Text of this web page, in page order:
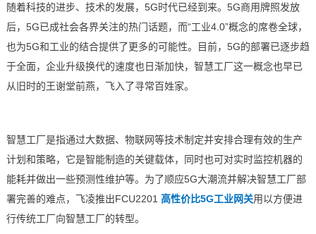
方案定制
天猫商城
新闻中心
技术论坛
动
态
资
讯
随着科技的进步、技术的发展，5G时代已经到来。5G商用牌照发放
后，5G已成社会各界关注的热门话题，而“工业4.0”概念的席卷全球，
也为5G和工业的结合提供了更多的可能性。
目前，5G的部署已逐步趋
于全面，企业升级换代的速度也日渐加快，智慧工厂这一概念也早已
从旧时的王谢堂前燕，飞入了寻常百姓家。
智慧工厂是指通过大数据、 物联网等技术制定并安排合理有效的生产
计划和策略，它是智能制造的关键载体，同时也可对实时监控机器的
能耗并做出一些预测性维护等。 为了顺应5G大潮流并解决智慧工厂部
署完善的难点， 飞凌推出FCU2201 高性价比5G工业网关用以方便进
行传统工厂向智慧工厂的转型。